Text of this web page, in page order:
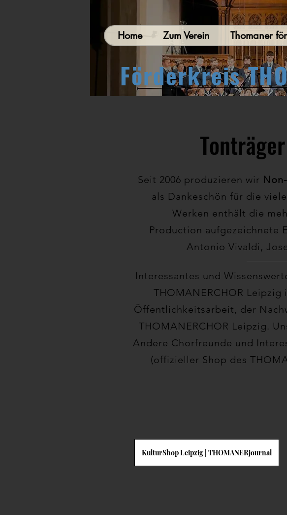
Home Zum Verein Thomaner
Förderkreis
Seit 2006 produzieren wir
als Dankeschön für die
Werken enthält die
Production aufgezeichnete
Antonio Vivaldi,
Interessantes und
THOMANERCHOR Leipzig
Öffentlichkeitsarbeit, der
THOMANERCHOR Leipzig.
Andere Chorfreunde und
(offizieller Shop des
KulturShop Leipzig | THOMANERjournal